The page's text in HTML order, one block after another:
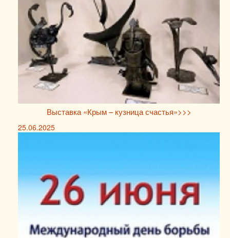
Выставка «Крым – кузница счастья»>>>
25.06.2025